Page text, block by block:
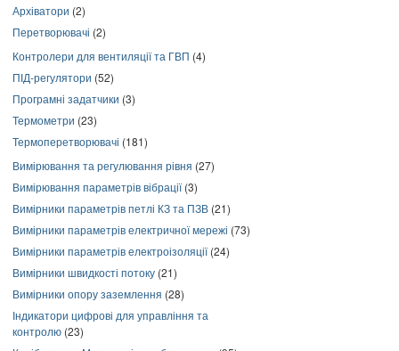
Архіватори (2)
Перетворювачі (2)
Контролери для вентиляції та ГВП (4)
ПІД-регулятори (52)
Програмні задатчики (3)
Термометри (23)
Термоперетворювачі (181)
Вимірювання та регулювання рівня (27)
Вимірювання параметрів вібрації(3)
Вимірники параметрів петлі КЗ та ПЗВ (21)
Вимірники параметрів електричної мережі (73)
Вимірники параметрів електроізоляції(24)
Вимірники швидкості потоку (21)
Вимірники опору заземлення (28)
Індикатори цифрові для управління та
контролю (23)